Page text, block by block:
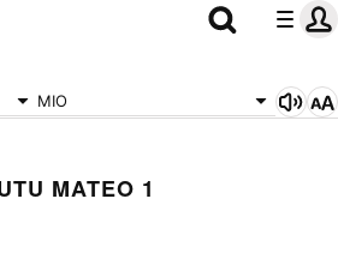
MIO
MATEO 1